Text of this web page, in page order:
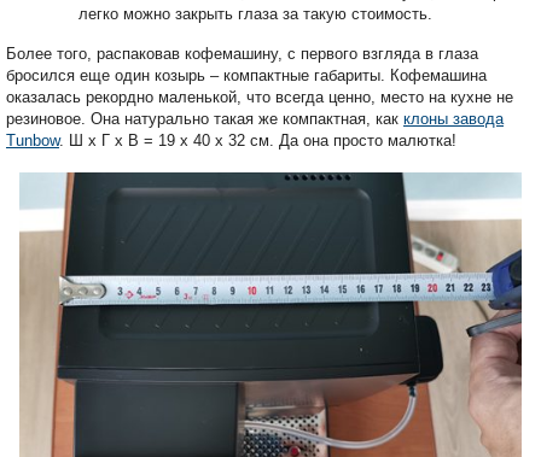
легко можно закрыть глаза за такую стоимость.
Более того, распаковав кофемашину, с первого взгляда в глаза
бросился еще один козырь – компактные габариты. Кофемашина
оказалась рекордно маленькой, что всегда ценно, место на кухне не
резиновое. Она натурально такая же компактная, как клоны завода
Tunbow. Ш х Г х В = 19 х 40 х 32 см. Да она просто малютка!